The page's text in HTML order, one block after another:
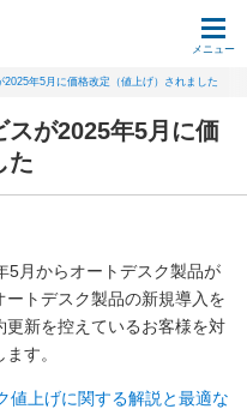
メニュー
年5月に価格改定（値上げ）されました
スが2025年5月に価
た
5月からオートデスク製品が
トデスク製品の新規導入を
新を控えているお客様を対
す。
値上げに関する解説と最適な